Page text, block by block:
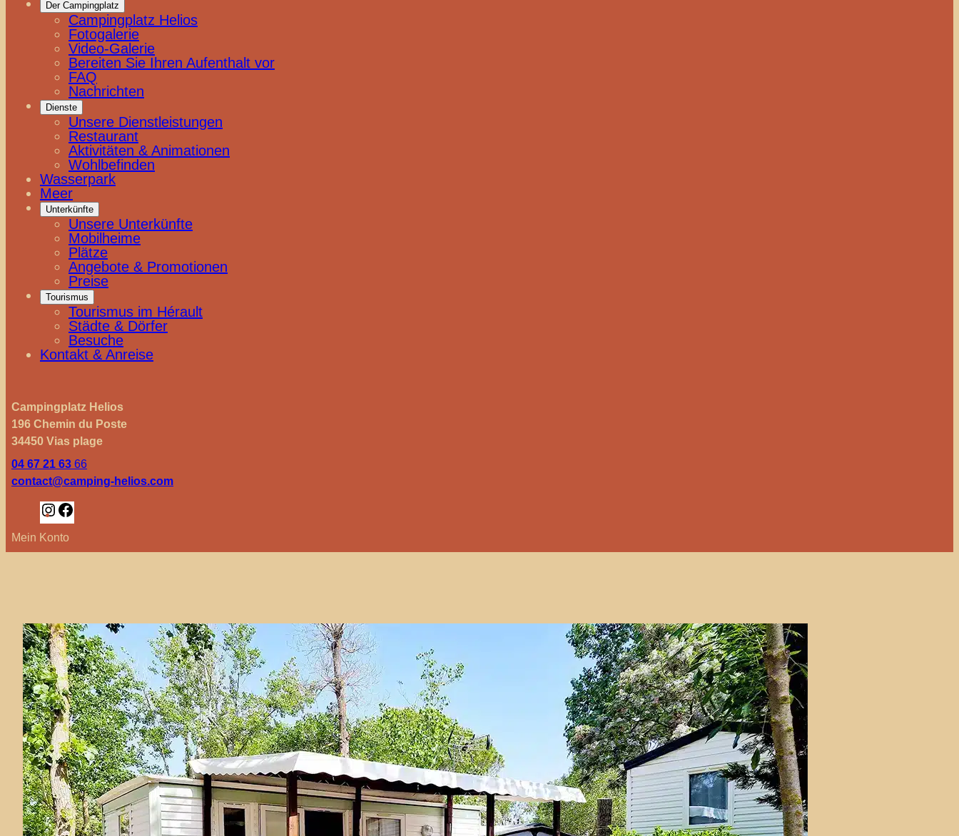
Der Campingplatz
Campingplatz Helios
Fotogalerie
Video-Galerie
Bereiten Sie Ihren Aufenthalt vor
FAQ
Nachrichten
Dienste
Unsere Dienstleistungen
Restaurant
Aktivitäten & Animationen
Wohlbefinden
Wasserpark
Meer
Unterkünfte
Unsere Unterkünfte
Mobilheime
Plätze
Angebote & Promotionen
Preise
Tourismus
Tourismus im Hérault
Städte & Dörfer
Besuche
Kontakt & Anreise
Campingplatz Helios
196 Chemin du Poste
34450 Vias plage
04 67 21 63 66
contact@camping-helios.com
Instagram
Mein Konto